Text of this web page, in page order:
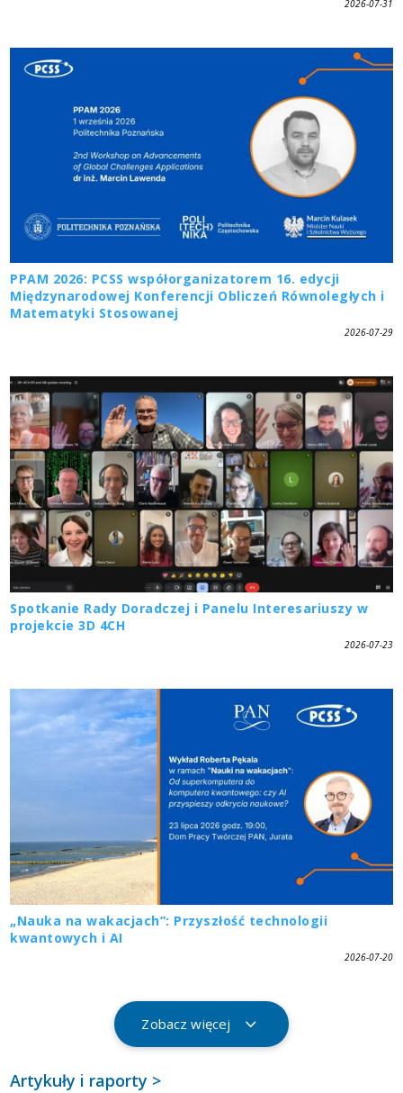
2026-07-31
PPAM 2026: PCSS współorganizatorem 16. edycji
Międzynarodowej Konferencji Obliczeń Równoległych i
Matematyki Stosowanej
2026-07-29
Spotkanie Rady Doradczej i Panelu Interesariuszy w
projekcie 3D 4CH
2026-07-23
„Nauka na wakacjach”: Przyszłość technologii
kwantowych i AI
2026-07-20
Zobacz więcej
Artykuły i raporty >